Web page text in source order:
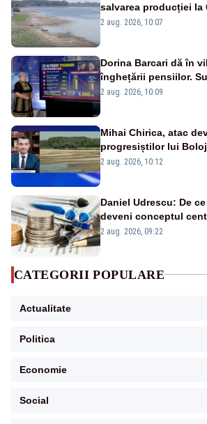
salvarea producției la
va detona o stâncă și
2 aug. 2026, 10:07
Dorina Barcari dă în
înghețării pensiilor.
pierdute de fiecare
2 aug. 2026, 10:09
Mihai Chirica, atac
progresiștilor lui
protejăm și natura,
2 aug. 2026, 10:12
Daniel Udrescu: De
deveni conceptul
viitoare?
2 aug. 2026, 09:22
CATEGORII POPULARE
Actualitate
Politica
Economie
Social